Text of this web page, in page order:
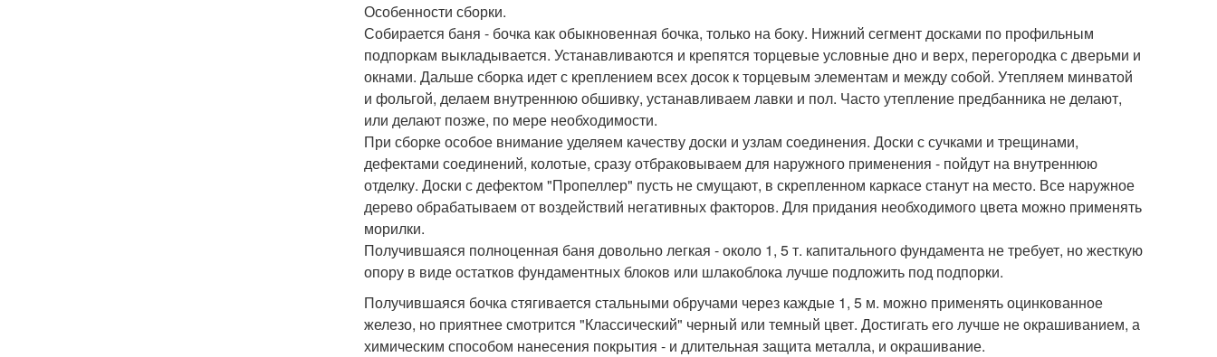
Особенности сборки.
Собирается баня - бочка как обыкновенная бочка, только на боку. Нижний сегмент досками по профильным
подпоркам выкладывается. Устанавливаются и крепятся торцевые условные дно и верх, перегородка с дверьми и
окнами. Дальше сборка идет с креплением всех досок к торцевым элементам и между собой. Утепляем минватой
и фольгой, делаем внутреннюю обшивку, устанавливаем лавки и пол. Часто утепление предбанника не делают,
или делают позже, по мере необходимости.
При сборке особое внимание уделяем качеству доски и узлам соединения. Доски с сучками и трещинами,
дефектами соединений, колотые, сразу отбраковываем для наружного применения - пойдут на внутреннюю
отделку. Доски с дефектом "Пропеллер" пусть не смущают, в скрепленном каркасе станут на место. Все наружное
дерево обрабатываем от воздействий негативных факторов. Для придания необходимого цвета можно применять
морилки.
Получившаяся полноценная баня довольно легкая - около 1, 5 т. капитального фундамента не требует, но жесткую
опору в виде остатков фундаментных блоков или шлакоблока лучше подложить под подпорки.
Получившаяся бочка стягивается стальными обручами через каждые 1, 5 м. можно применять оцинкованное
железо, но приятнее смотрится "Классический" черный или темный цвет. Достигать его лучше не окрашиванием, а
химическим способом нанесения покрытия - и длительная защита металла, и окрашивание.